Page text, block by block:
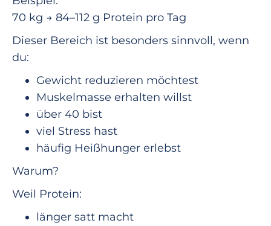
70 kg → 84–112 g Protein pro Tag
Dieser Bereich ist besonders sinnvoll, wenn
du:
Gewicht reduzieren möchtest
Muskelmasse erhalten willst
über 40 bist
viel Stress hast
häufig Heißhunger erlebst
Warum?
Weil Protein:
länger satt macht